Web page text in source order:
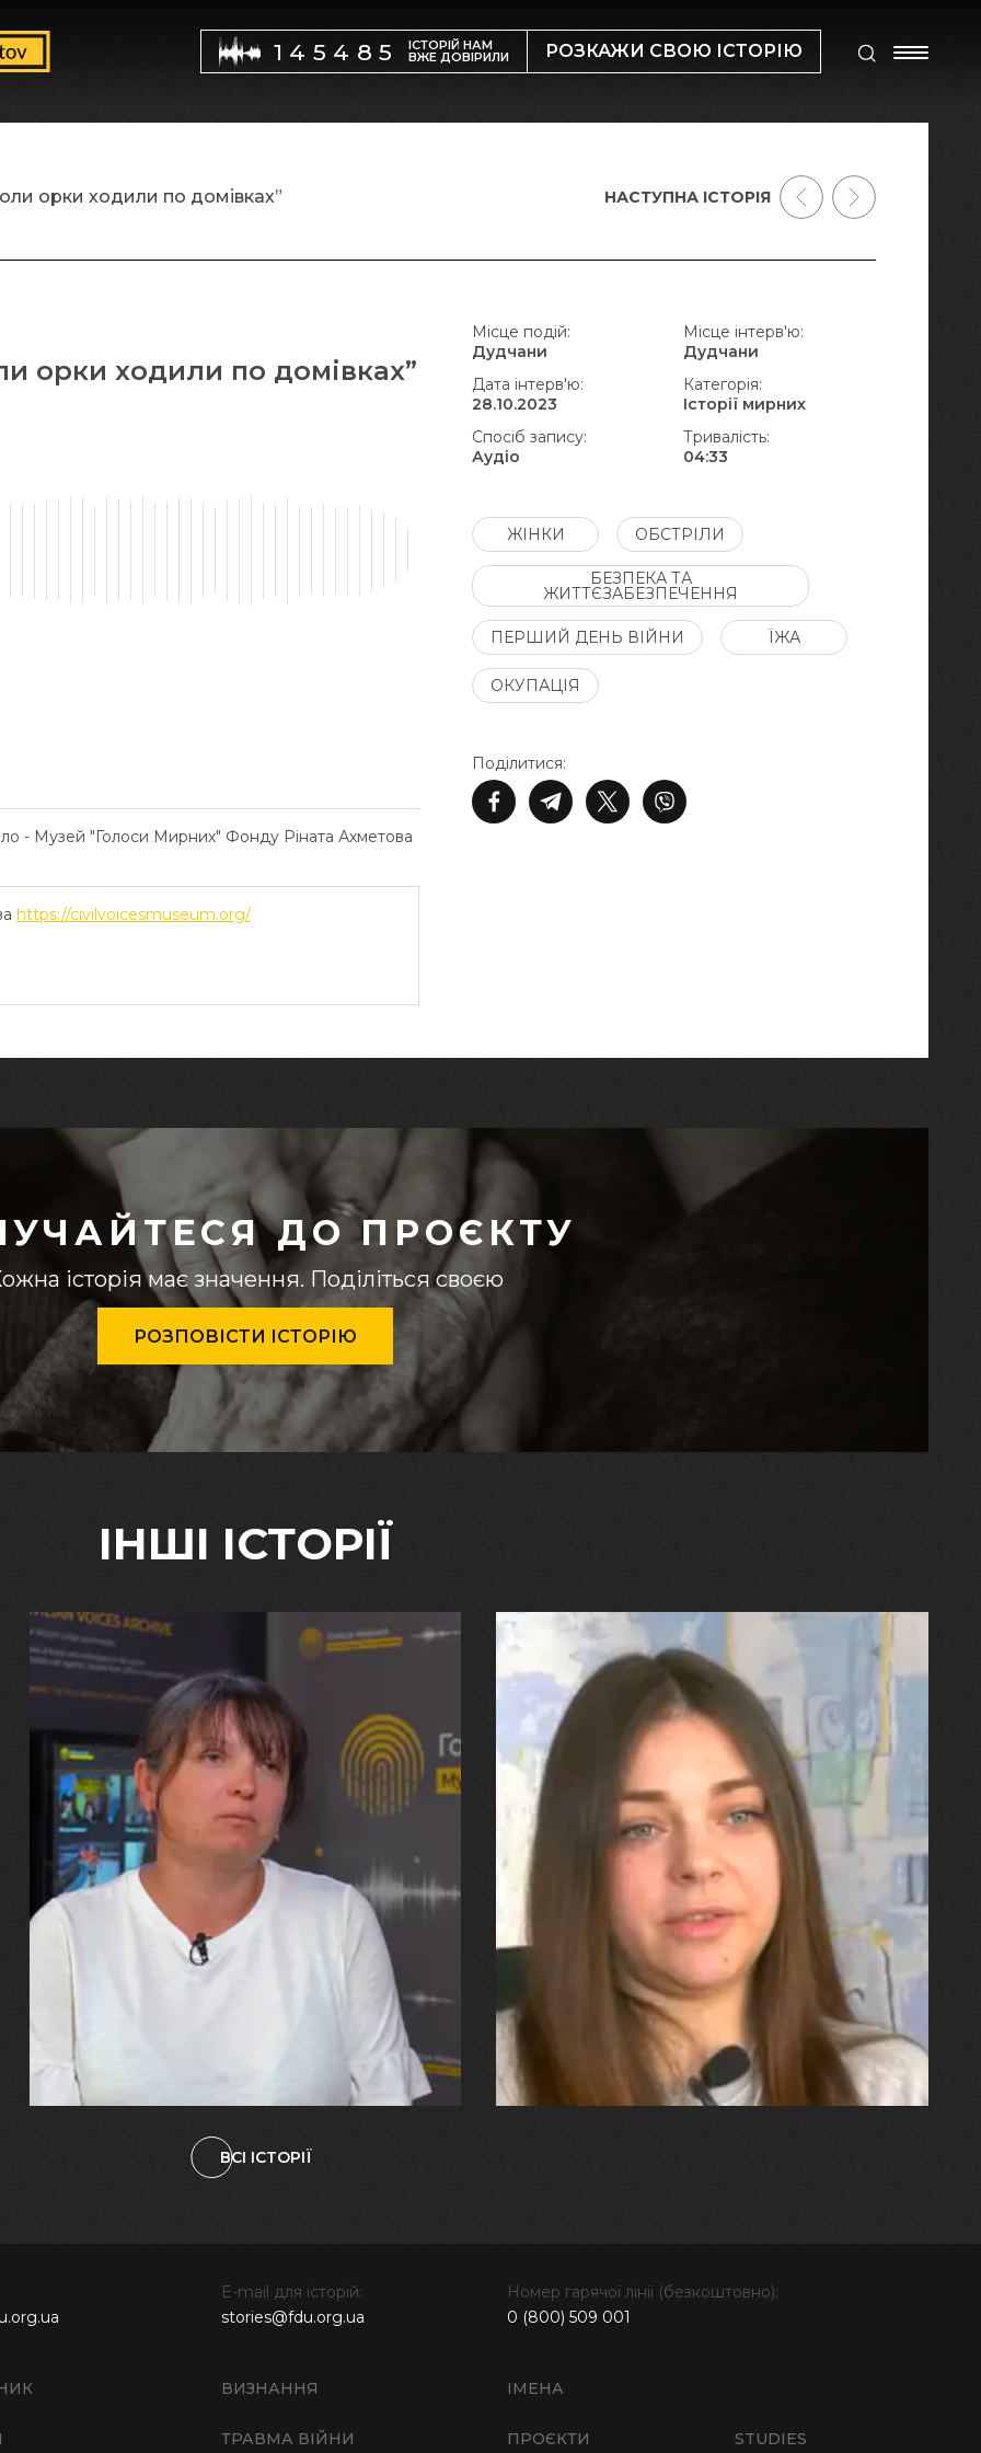
145485 ІСТОРІЙ НАМ
ВЖЕ ДОВІРИЛИ РОЗКАЖИ СВОЮ ІСТОРІЮ
орки ходили по домівках”
- Музей "Голоси Мирних" Фонду Ріната Ахметова
https://civilvoicesmuseum.org/
орки ходили по домівках”
Поділитися:
Місце подій:
Дудчани
Місце інтерв'ю:
Дудчани
Дата інтерв'ю:
28.10.2023
Категорія:
Історії мирних
Спосіб запису:
Аудіо
Тривалість:
04:33
ЖІНКИ ОБСТРІЛИ
БЕЗПЕКА ТА
ЖИТТЄЗАБЕЗПЕЧЕННЯ
ПЕРШИЙ ДЕНЬ ВІЙНИ ЇЖА
ОКУПАЦІЯ
НАСТУПНА ІСТОРІЯ
ДО ПРОЄКТУ
історія має значення. Поділіться своєю
РОЗПОВІСТИ ІСТОРІЮ
ІНШІ ІСТОРІЇ
29.07.2026
Марина, Ваїд та Аміна Харченко
"Попри всі втрати, ми не
зламалися: тепер я бачу
свого вбитого чоловіка у
наших дітях"
27.07.2026
"Я перенесла 11 операцій, та
плакала від фантомного
болю. Але маленька донька
бере за руку і змушує йти
далі"
ВСІ ІСТОРІЇ
ВИЗНАННЯ ІМЕНА
ТРАВМА ВІЙНИ ПРОЄКТИ STUDIES
E-mail для історій:
stories@fdu.org.ua
Номер гарячої лінії (безкоштовно):
0 (800) 509 001